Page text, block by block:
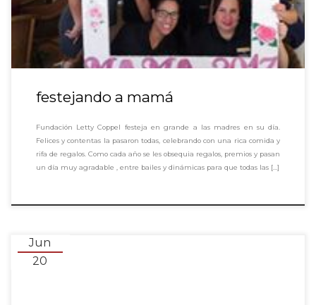
festejando a mamá
Fundación Letty Coppel festeja en grande a las madres en su día.
Felices y contentas la pasaron todas, celebrando con una rica comida y
rifa de regalos. Como cada año se les obsequia regalos, premios y pasan
un día muy agradable , entre bailes y dinámicas para que todas las […]
Jun
20